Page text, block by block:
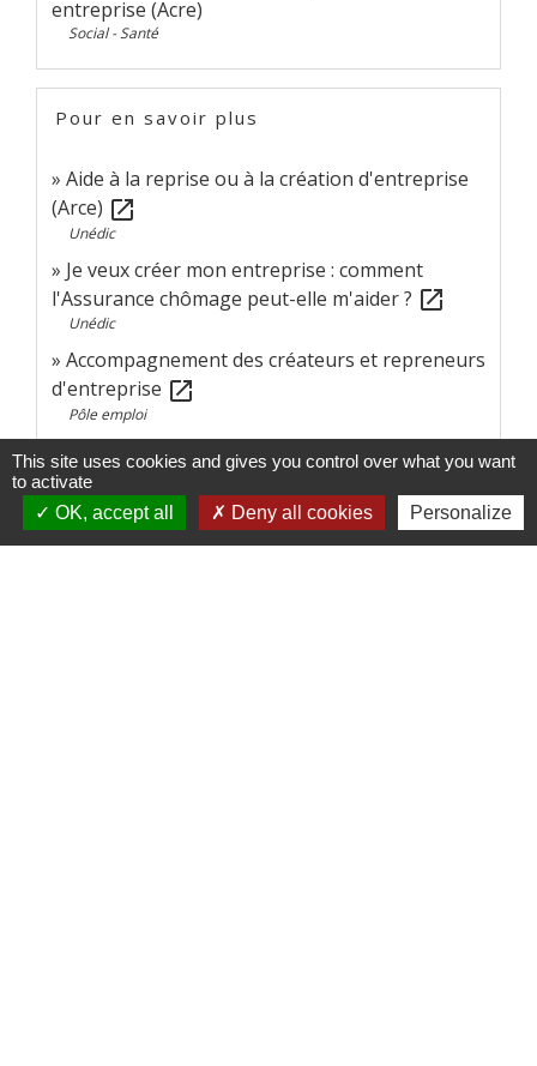
entreprise (Acre)
Social - Santé
Pour en savoir plus
Aide à la reprise ou à la création d'entreprise
(Arce) open_in_new
Unédic
Je veux créer mon entreprise : comment
l'Assurance chômage peut-elle m'aider ? open_in_new
Unédic
Accompagnement des créateurs et repreneurs
d'entreprise open_in_new
Pôle emploi
This site uses cookies and gives you control over what you want
to activate
OK, accept all
Deny all cookies Personalize